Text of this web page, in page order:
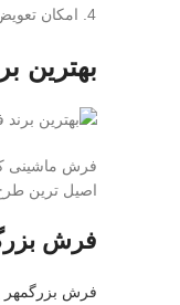
امکان
بهترین
فرش ماشینی
اصیل ترین
فرش
فرش بزرگمهر